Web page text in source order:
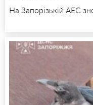
На Запорізькій АЕС